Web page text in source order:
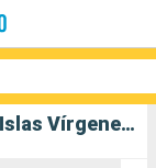
Crucero Costa Favolosa: Antillas, Islas Vírgenes salida desde Santo Domingo